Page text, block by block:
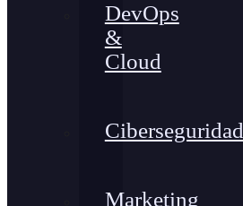
DevOps
&
Cloud
Ciberseguridad
Marketing